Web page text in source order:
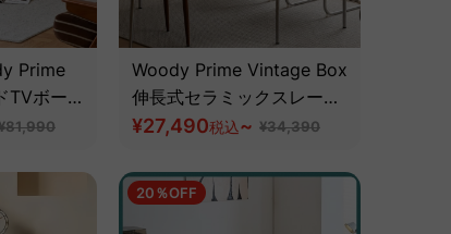
Prime
TVボー
み出す味
Woody Prime Vintage Box
伸長式セラミックスレート
ダイニングテーブル【高級
¥27,490税込~ ¥34,390
20％OFF